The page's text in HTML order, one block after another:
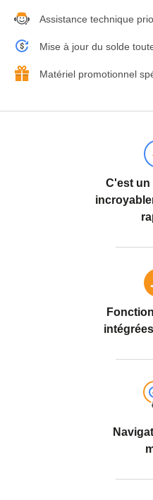
Assistance technique
Mise à jour du solde
Matériel promotionnel
C'est un
intégrées